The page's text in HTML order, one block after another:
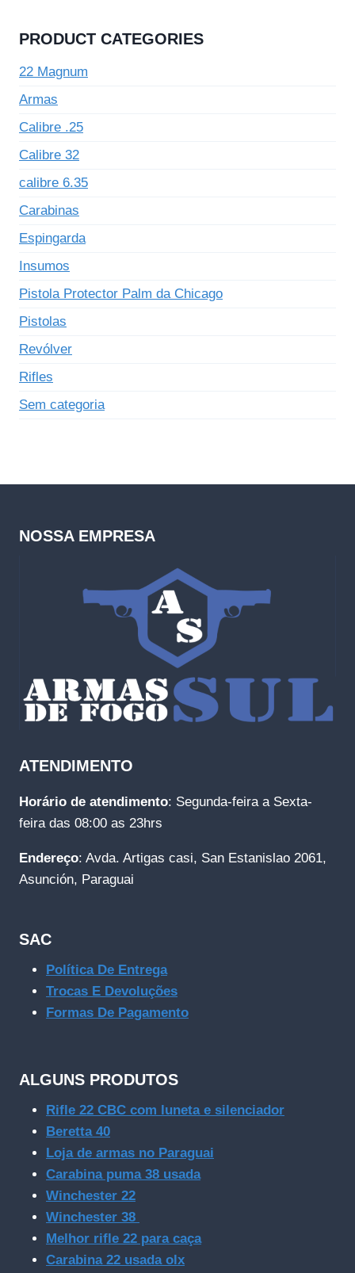
PRODUCT CATEGORIES
22 Magnum
Armas
Calibre .25
Calibre 32
calibre 6.35
Carabinas
Espingarda
Insumos
Pistola Protector Palm da Chicago
Pistolas
Revólver
Rifles
Sem categoria
NOSSA EMPRESA
ATENDIMENTO
Horário de atendimento: Segunda-feira a Sexta-
feira das 08:00 as 23hrs
Endereço: Avda. Artigas casi, San Estanislao 2061,
Asunción, Paraguai
SAC
Política De Entrega
Trocas E Devoluções
Formas De Pagamento
ALGUNS PRODUTOS
Rifle 22 CBC com luneta e silenciador
Beretta 40
Loja de armas no Paraguai
Carabina puma 38 usada
Winchester 22
Winchester 38
Melhor rifle 22 para caça
Carabina 22 usada olx